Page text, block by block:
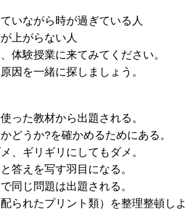
いながら時が過ぎている人
上がらない人
体験授業に来てみてください。
因を一緒に探しましょう。
った教材から出題される。
どうか?を確かめるためにある。
、ギリギリにしてもダメ。
答えを写す羽目になる。
同じ問題は出題される。
られたプリント類）を整理整頓しよ